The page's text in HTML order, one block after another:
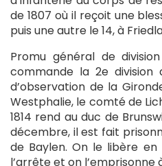
de 1807 où il reçoit une
puis une autre le 14, à
Promu général de
commande la 2e division
d’observation de la
Westphalie, le comté de
1814 rend au duc de
décembre, il est fait
de Baylen. On le libère en
l’arrête et on l’emprisonne